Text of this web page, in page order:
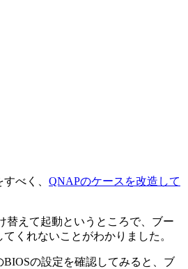
べく、 QNAPのケースを改造して
替えて起動というところで、ブー
くれないことがわかりました。
の設定を確認してみると、ブ